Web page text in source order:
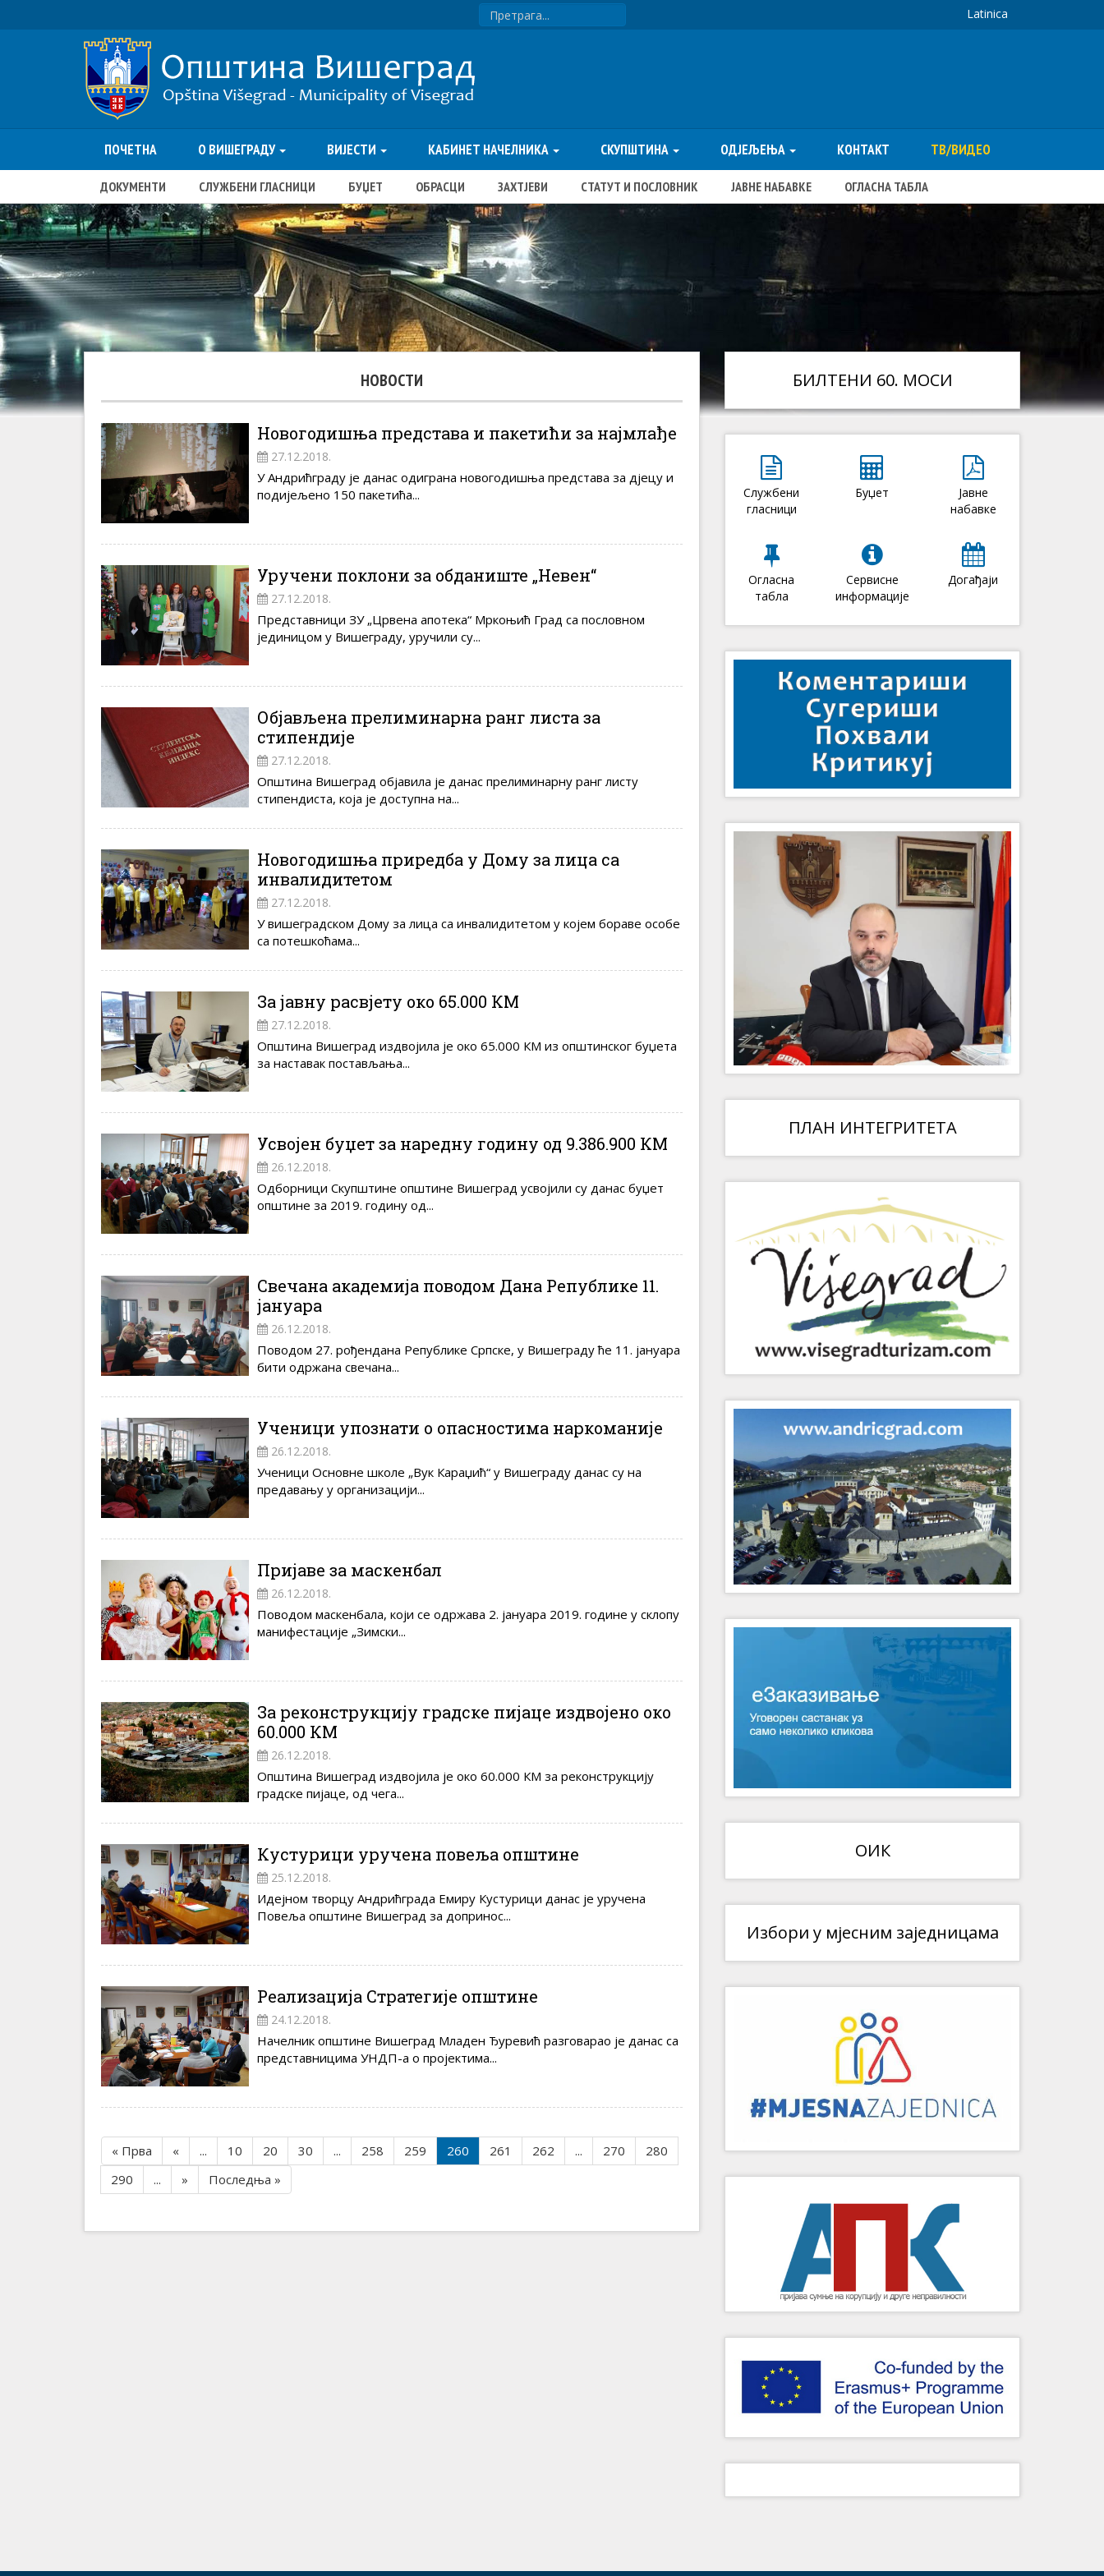
Latinica
ПОЧЕТНА О ВИШЕГРАДУ ВИЈЕСТИ КАБИНЕТ НАЧЕЛНИКА СКУПШТИНА ОДЈЕЉЕЊА КОНТАКТ ТВ/ВИДЕО
ДОКУМЕНТИ СЛУЖБЕНИ ГЛАСНИЦИ БУЏЕТ ОБРАСЦИ ЗАХТЈЕВИ СТАТУТ И ПОСЛОВНИК ЈАВНЕ НАБАВКЕ ОГЛАСНА ТАБЛА
НОВОСТИ
Новогодишња представа и пакетићи за најмлађе
27.12.2018.
У Андрићграду је данас одиграна новогодишња представа за дјецу и
подијељено 150 пакетића...
Уручени поклони за обданиште „Невен“
27.12.2018.
Представници ЗУ „Црвена апотека“ Мркоњић Град са пословном
јединицом у Вишеграду, уручили су...
Објављена прелиминарна ранг листа за
стипендије
27.12.2018.
Општина Вишеград објавила је данас прелиминарну ранг листу
стипендиста, која је доступна на...
Новогодишња приредба у Дому за лица са
инвалидитетом
27.12.2018.
У вишеградском Дому за лица са инвалидитетом у којем бораве особе
са потешкоћама...
За јавну расвјету око 65.000 КМ
27.12.2018.
Општина Вишеград издвојила је око 65.000 КМ из општинског буџета
за наставак постављања...
Усвојен буџет за наредну годину од 9.386.900 КМ
26.12.2018.
Одборници Скупштине општине Вишеград усвојили су данас буџет
општине за 2019. годину од...
Свечана академија поводом Дана Републике 11.
јануара
26.12.2018.
Поводом 27. рођендана Републике Српске, у Вишеграду ће 11. јануара
бити одржана свечана...
Ученици упознати о опасностима наркоманије
26.12.2018.
Ученици Основне школе „Вук Караџић“ у Вишеграду данас су на
предавању у организацији...
Пријаве за маскенбал
26.12.2018.
Поводом маскенбала, који се одржава 2. јануара 2019. године у склопу
манифестације „Зимски...
За реконструкцију градске пијаце издвојено око
60.000 КМ
26.12.2018.
Општина Вишеград издвојила је око 60.000 КМ за реконструкцију
градске пијаце, од чега...
Кустурици уручена повеља општине
25.12.2018.
Идејном творцу Андрићграда Емиру Кустурици данас је уручена
Повеља општине Вишеград за допринос...
Реализација Стратегије општине
24.12.2018.
Начелник општине Вишеград Младен Ђуревић разговарао је данас са
представницима УНДП-а о пројектима...
« Прва « ... 10 20 30 ... 258 259 260 261 262 ... 270
280
290
... » Последња »
БИЛТЕНИ 60. МОСИ
Службени
гласници
Буџет
Јавне
набавке
Огласна
табла
Сервисне
информације
Догађаји
ПЛАН ИНТЕГРИТЕТА
ОИК
Избори у мјесним заједницама